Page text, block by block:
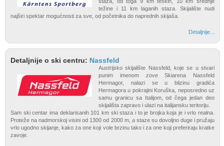
težine i 11 km laganih staza. Skijalište nudi
najširi spektar mogućnosti za sve, od početnika do naprednih skijaša.
Detaljnije...
Detaljnije o ski centru: Nassfeld
Austrijsko skijalište Nassfeld, koje se u stvari
punim imenom zove Skiarena Nassfeld
Hermagor, nalazi se u blizinu gradića
Hermagora u pokrajini Koruška, neposredno uz
samu granicu sa Italijom, od čega jedan deo
skijališta zapravo i ulazi na italijansku teritoriju.
Sam ski centar ima deklarisanih 101 km ski staza i to je brojka koja je i vrlo realna.
Proteže na nadmorskoj visini od 1300 od 2000 m, a staze su dovoljno duge i pružaju
vrlo ugodno skijanje, kako za one koji vole brzinu tako i za one koji preferiraju kratke
zavoje.